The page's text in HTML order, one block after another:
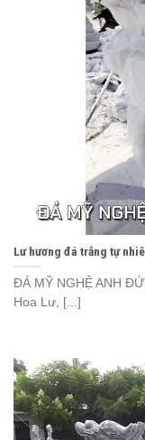
Lư hương đá trắng tự
ĐÁ MỸ NGHỆ ANH
Hoa Lư, [...]